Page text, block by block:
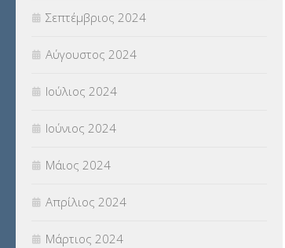
Σεπτέμβριος 2024
Αύγουστος 2024
Ιούλιος 2024
Ιούνιος 2024
Μάιος 2024
Απρίλιος 2024
Μάρτιος 2024